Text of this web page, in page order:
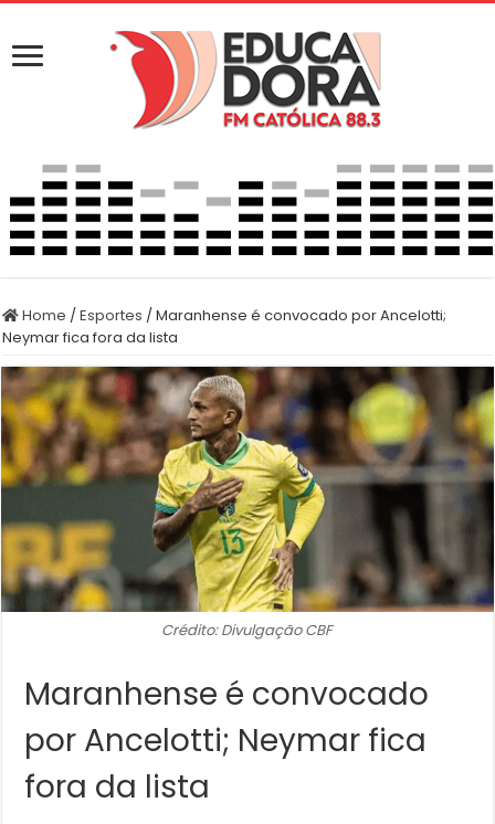
Home /Esportes /Maranhense é convocado por Ancelotti;
Neymar fica fora da lista
Crédito: Divulgação CBF
Maranhense é convocado
por Ancelotti; Neymar fica
fora da lista